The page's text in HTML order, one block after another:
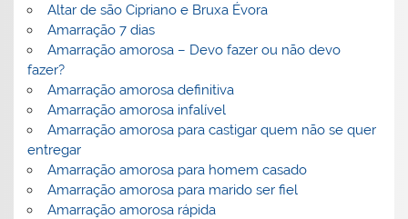
Altar de são Cipriano e Bruxa Évora
Amarração 7 dias
Amarração amorosa – Devo fazer ou não devo
fazer?
Amarração amorosa definitiva
Amarração amorosa infalível
Amarração amorosa para castigar quem não se quer
entregar
Amarração amorosa para homem casado
Amarração amorosa para marido ser fiel
Amarração amorosa rápida